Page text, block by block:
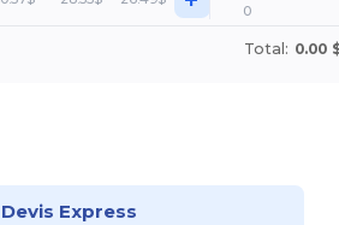
0
Total: 0.00
Devis Express